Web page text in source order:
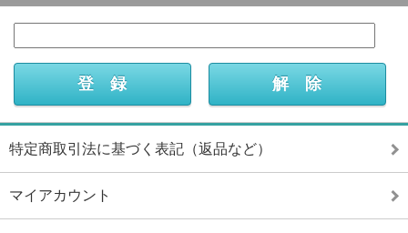
特定商取引法に基づく表記（返品など）
マイアカウント